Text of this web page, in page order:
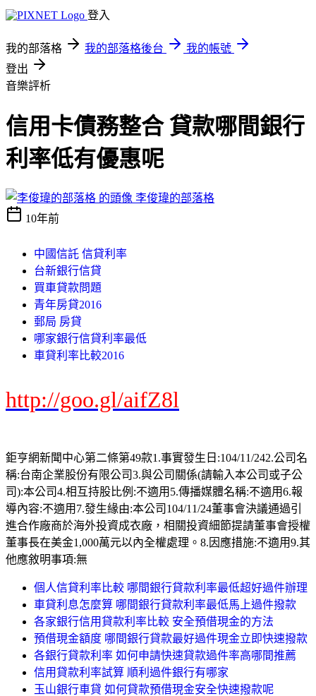
登入
我的部落格 我的部落格後台
我的帳號
登出
音樂評析
信用卡債務整合 貸款哪間銀行
利率低有優惠呢
李俊瑋的部落格
10年前
中國信託 信貸利率
台新銀行信貸
買車貸款問題
青年房貸2016
郵局 房貸
哪家銀行信貸利率最低
車貸利率比較2016
http://goo.gl/aifZ8l
鉅亨網新聞中心第二條第49款1.事實發生日:104/11/242.公司名
稱:台南企業股份有限公司3.與公司關係(請輸入本公司或子公
司):本公司4.相互持股比例:不適用5.傳播媒體名稱:不適用6.報
導內容:不適用7.發生緣由:本公司104/11/24董事會決議通過引
進合作廠商於海外投資成衣廠，相關投資細節提請董事會授權
董事長在美金1,000萬元以內全權處理。8.因應措施:不適用9.其
他應敘明事項:無
個人信貸利率比較 哪間銀行貸款利率最低超好過件辦理
車貸利息怎麼算 哪間銀行貸款利率最低馬上過件撥款
各家銀行信用貸款利率比較 安全預借現金的方法
預借現金額度 哪間銀行貸款最好過件現金立即快速撥款
各銀行貸款利率 如何申請快速貸款過件率高哪間推薦
信用貸款利率試算 順利過件銀行有哪家
玉山銀行車貸 如何貸款預借現金安全快速撥款呢